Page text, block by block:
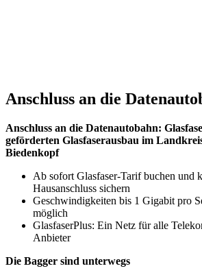
Anschluss an die
Anschluss an die Datenautobahn:
geförderten Glasfaserausbau im
Biedenkopf
Ab sofort Glasfaser-Tarif buchen und
Hausanschluss sichern
Geschwindigkeiten bis 1 Gigabit pro
möglich
GlasfaserPlus: Ein Netz für alle
Anbieter
Die Bagger sind unterwegs